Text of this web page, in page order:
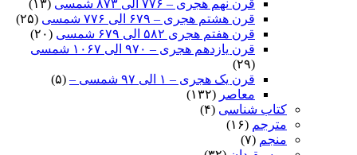
قرن نهم هجری – ۷۷۶ الی ۸۷۳ شمسی
(۱۳)
قرن هشتم هجری – ۶۷۹ الی ۷۷۶ شمسی
(۲۵)
قرن هفتم هجری ۵۸۲ الی ۶۷۹ شمسی
(۲۰)
قرن یازدهم هجری – ۹۷۰ الی ۱۰۶۷ شمسی
(۲۹)
قرن یک هجری – ۱ الی ۹۷ شمسی –
(۵)
معاصر (۱۳۲)
کتاب شناسی (۴)
مترجم (۱۶)
منجم (۷)